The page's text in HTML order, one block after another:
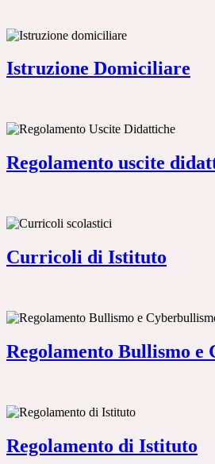
Istruzione Domiciliare
Regolamento uscite
Curricoli di Istituto
Regolamento Bullismo e
Regolamento di Istituto